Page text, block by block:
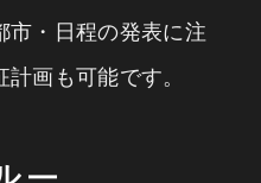
市・日程の発表に注
画も可能です。
—